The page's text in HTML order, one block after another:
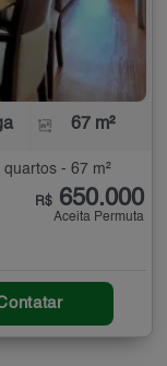
67 m²
- 67 m²
R$ 650.000
Aceita Permuta